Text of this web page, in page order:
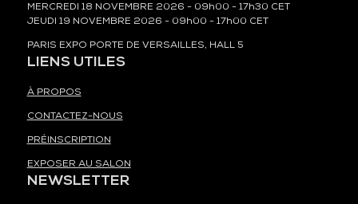
MERCREDI 18 NOVEMBRE 2026 - 09h00 - 17h30 CET
JEUDI 19 NOVEMBRE 2026 - 09h00 - 17h00 CET
PARIS EXPO PORTE DE VERSAILLES, HALL 5
LIENS UTILES
À PROPOS
CONTACTEZ-NOUS
PRÉINSCRIPTION
EXPOSER AU SALON
NEWSLETTER